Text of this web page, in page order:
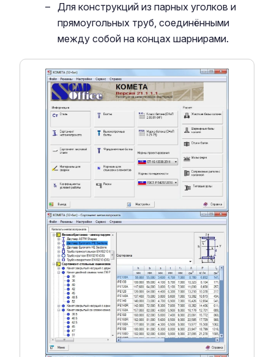
Для конструкций из парных уголков и
прямоугольных труб, соединёнными
между собой на концах шарнирами.